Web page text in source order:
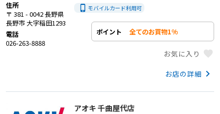
住所
〒 381 - 0042 長野県
長野市 大字稲田1293
電話
026-263-8888
phone_iphone モバイルカード利用可
ポイント 全てのお買物1%
お気に入り favorite
お店の詳細 keyboard_arrow_right
アオキ 千曲屋代店